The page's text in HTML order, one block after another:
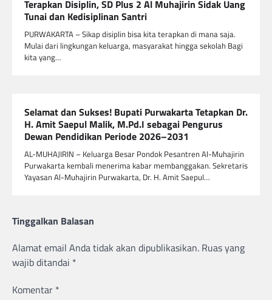
Terapkan Disiplin, SD Plus 2 Al Muhajirin Sidak Uang
Tunai dan Kedisiplinan Santri
PURWAKARTA – Sikap disiplin bisa kita terapkan di mana saja.
Mulai dari lingkungan keluarga, masyarakat hingga sekolah Bagi
kita yang…
Selamat dan Sukses! Bupati Purwakarta Tetapkan Dr.
H. Amit Saepul Malik, M.Pd.I sebagai Pengurus
Dewan Pendidikan Periode 2026–2031
AL-MUHAJIRIN – Keluarga Besar Pondok Pesantren Al-Muhajirin
Purwakarta kembali menerima kabar membanggakan. Sekretaris
Yayasan Al-Muhajirin Purwakarta, Dr. H. Amit Saepul…
Tinggalkan Balasan
Alamat email Anda tidak akan dipublikasikan. Ruas yang
wajib ditandai *
Komentar *